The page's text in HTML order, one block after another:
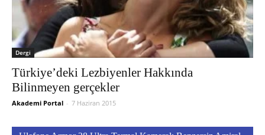
Dergi
Türkiye’deki Lezbiyenler Hakkında
Bilinmeyen gerçekler
Akademi Portal - 7 Haziran 2015